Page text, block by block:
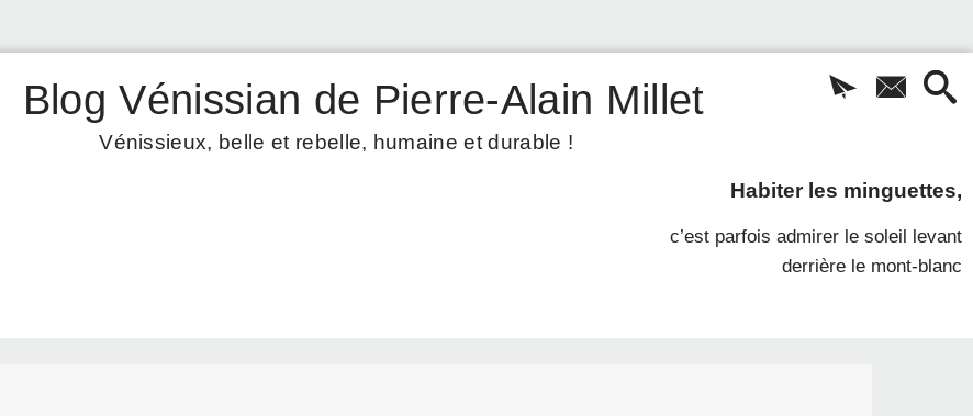
Blog Vénissian de Pierre-Alain Millet
Vénissieux, belle et rebelle, humaine et durable !
Habiter les minguettes,
c’est parfois admirer le soleil levant
derrière le mont-blanc